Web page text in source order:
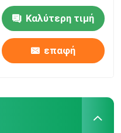
φούρνος φούρνων
δαπέδων τζακιού
κυλίνδρων υλικών
Καλύτερη τιμή
επαφή